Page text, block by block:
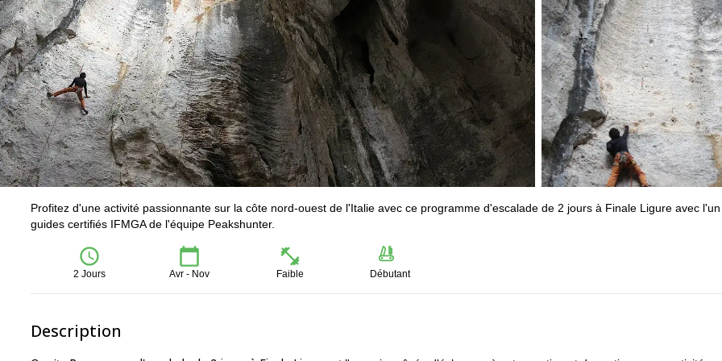
Profitez d'une activité passionnante sur la côte nord-ouest de l'Italie avec ce programme d'escalade de 2 jours à Finale Ligure avec
guides certifiés IFMGA de l'équipe Peakshunter.
2 Jours Avr - Nov Faible Débutant
Description